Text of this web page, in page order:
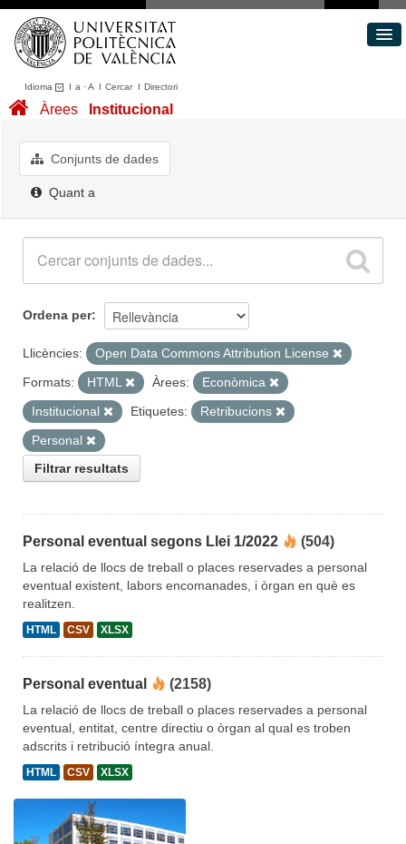
Idioma I a ·A I CercarI Directori
Conjunts de dades
Quant a
Àrees Institucional
Conjunts de dades
Quant a
Ordena per
Llicències:
Open Data Commons Attribution License
Formats:
HTML Àrees:
Econòmica
Institucional
Etiquetes:
Retribucions
Personal
Filtrar resultats
Personal eventual segons Llei 1/2022 (504)
La relació de llocs de treball o places reservades a personal
eventual existent, labors encomanades, i òrgan en què es
realitzen.
HTML CSV XLSX
Personal eventual (2158)
La relació de llocs de treball o places reservades a personal
eventual, entitat, centre directiu o òrgan al qual es troben
adscrits i retribució íntegra anual.
HTML CSV XLSX